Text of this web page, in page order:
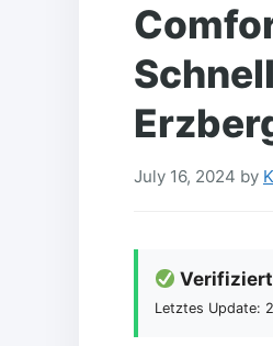
July 16, 2024 by
Letztes Update: